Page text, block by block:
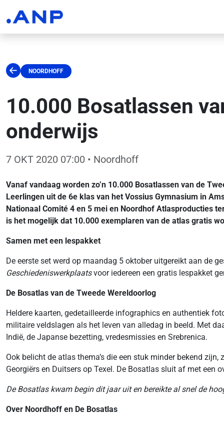
NOORDHOFF
10.000 Bosatlassen
onderwijs
7 OKT 2020 07:00 • Noordhoff
Vanaf vandaag worden zo’n 10.000 Bosatlassen van de
Leerlingen uit de 6e klas van het Vossius Gymnasium in
Nationaal Comité 4 en 5 mei en Noordhof Atlasproducties
is het mogelijk dat 10.000 exemplaren van de atlas gratis
Samen met een lespakket
De eerste set werd op maandag 5 oktober uitgereikt aan de
Geschiedeniswerkplaatsvoor iedereen een gratis lespakket
De Bosatlas van de Tweede Wereldoorlog
Heldere kaarten, gedetailleerde infographics en authentiek
militaire veldslagen als het leven van alledag in beeld. Met
Indië, de Japanse bezetting, vredesmissies en Srebrenica.
Ook belicht de atlas thema’s die een stuk minder bekend
Georgiërs en Duitsers op Texel. De Bosatlas sluit af met
De Bosatlas kwam begin dit jaar uit en bereikte al snel de
Over Noordhoff en De Bosatlas